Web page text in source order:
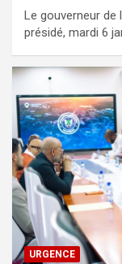
Le gouverneur de
présidé, mardi 6
URGENCE